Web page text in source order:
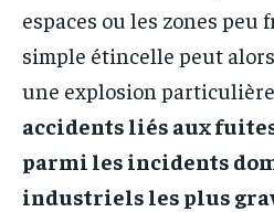
espaces ou les zones peu
simple étincelle peut
une explosion
accidents liés aux
parmi les incidents
industriels les plus